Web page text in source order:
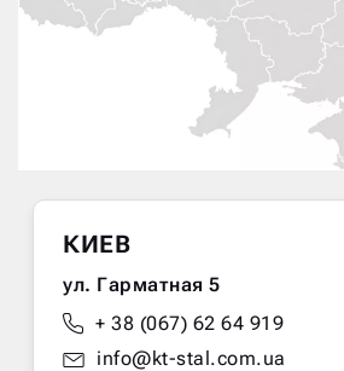
КИЕВ
ул. Гарматная 5
+ 38 (067) 62 64 919
info@kt-stal.com.ua